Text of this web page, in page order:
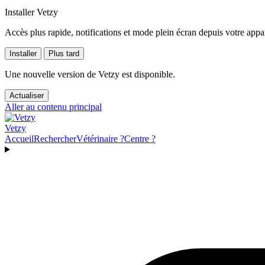
Installer Vetzy
Accès plus rapide, notifications et mode plein écran depuis votre
Installer Plus tard
Une nouvelle version de Vetzy est disponible.
Actualiser
Aller au contenu principal
Vetzy
AccueilRechercherVétérinaire ?Centre ?